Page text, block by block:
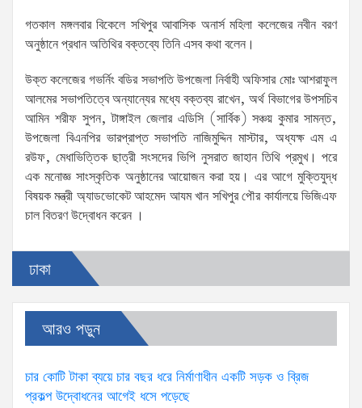
গতকাল মঙ্গলবার বিকেলে সখিপুর আবাসিক অনার্স মহিলা কলেজের নবীন বরণ
অনুষ্ঠানে প্রধান অতিথির বক্তব্যে তিনি এসব কথা বলেন।
উক্ত কলেজের গভর্নিং বডির সভাপতি উপজেলা নির্বাহী অফিসার মোঃ আশরাফুল
আলমের সভাপতিত্বে অন্যান্যের মধ্যে বক্তব্য রাখেন, অর্থ বিভাগের উপসচিব
আমিন শরীফ সুপন, টাঙ্গাইল জেলার এডিসি (সার্বিক) সঞ্চয় কুমার সামন্ত,
উপজেলা বিএনপির ভারপ্রাপ্ত সভাপতি নাজিমুদ্দিন মাস্টার, অধ্যক্ষ এম এ
রউফ, মেধাভিত্তিক ছাত্রী সংসদের ভিপি নুসরাত জাহান তিথি প্রমুখ। পরে
এক মনোজ্ঞ সাংস্কৃতিক অনুষ্ঠানের আয়োজন করা হয়। এর আগে মুক্তিযুদ্ধ
বিষয়ক মন্ত্রী অ্যাডভোকেট আহমেদ আযম খান সখিপুর পৌর কার্যালয়ে ভিজিএফ
চাল বিতরণ উদ্বোধন করেন ।
ঢাকা
আরও পড়ুন
চার কোটি টাকা ব্যয়ে চার বছর ধরে নির্মাণাধীন একটি সড়ক ও ব্রিজ
প্রকল্প উদ্বোধনের আগেই ধসে পড়েছে